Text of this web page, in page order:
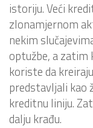
istoriju. Veći
zlonamjernom
nekim
optužbe, a
koriste da
predstavljali kao
kreditnu liniju.
dalju krađu.